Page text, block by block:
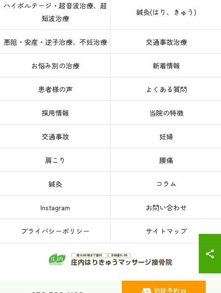
初診予約
ハイボルテージ・超音波治療、超
短波治療
鍼灸(はり、きゅう)
悪阻・安産・逆子治療、不妊治療 交通事故治療
お悩み別の治療 新着情報
患者様の声 よくある質問
採用情報 当院の特徴
交通事故 妊婦
肩こり 腰痛
鍼灸 コラム
Instagram お問い合わせ
プライバシーポリシー サイトマップ
© 2026 愛知県、名古屋市西区の接骨院なら庄内はりきゅうマッサージ接骨院 ALL